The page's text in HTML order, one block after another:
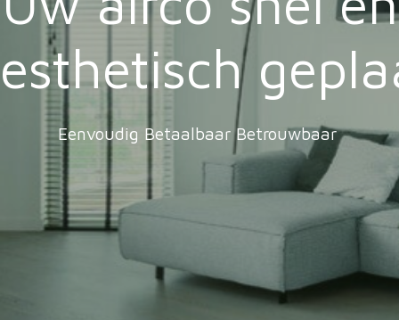
esthetisch
Eenvoudig Betaalbaar Betrouwbaar